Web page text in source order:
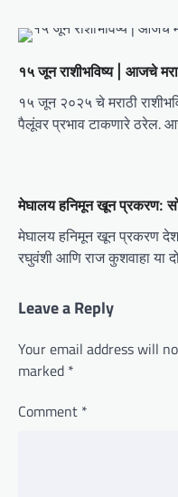
o
n
१५ जून राशीभविष्य | आजचे
१५ जून २०२५ चे मराठी
पैलूंवर प्रभाव टाकणारे ठरेल.
मेघालय हनिमून खून प्रकरण:
मेघालय हनिमून खून प्रकरण
रघुवंशी आणि राज कुशवाहा या
Leave a Reply
Your email address will
marked *
Comment *